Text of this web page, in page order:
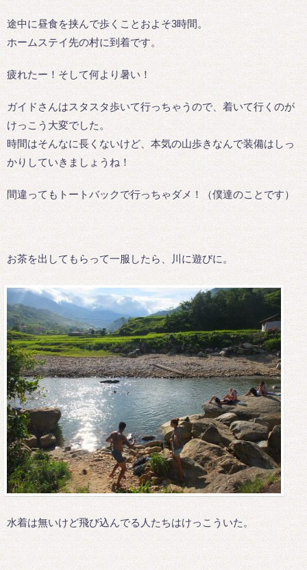
途中に昼食を挟んで歩くことおよそ3時間。
ホームステイ先の村に到着です。
疲れたー！そして何より暑い！
ガイドさんはスタスタ歩いて行っちゃうので、着いて行くのが
けっこう大変でした。
時間はそんなに長くないけど、本気の山歩きなんで装備はしっ
かりしていきましょうね！
間違ってもトートバックで行っちゃダメ！（僕達のことです）
お茶を出してもらって一服したら、川に遊びに。
水着は無いけど飛び込んでる人たちはけっこういた。